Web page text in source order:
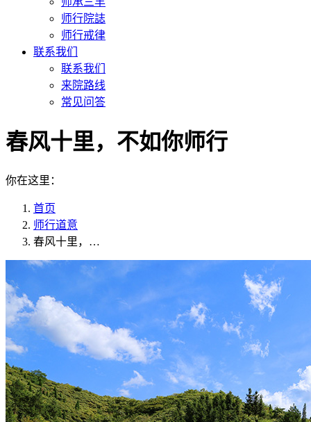
师行院誌
师行戒律
联系我们
联系我们
来院路线
常见问答
春风十里，不如你师行
你在这里：
首页
师行道意
春风十里，…